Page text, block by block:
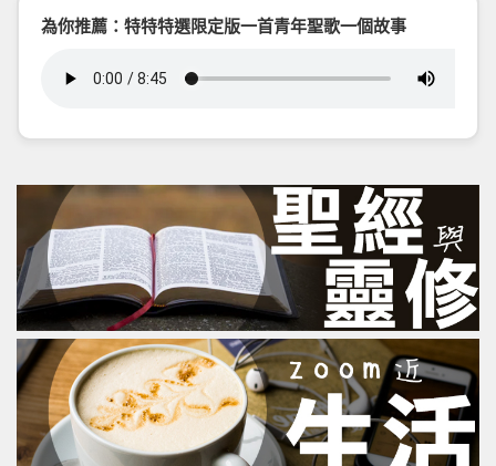
為你推薦：特特特選限定版一首青年聖歌一個故事